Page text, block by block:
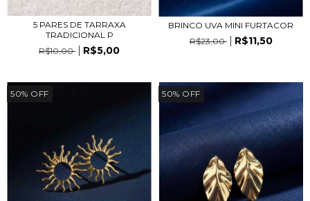
5 PARES DE TARRAXA
TRADICIONAL P
R$10,00
R$5,00
BRINCO UVA MINI FURTACOR
R$23,00
R$11,50
50% OFF 50% OFF